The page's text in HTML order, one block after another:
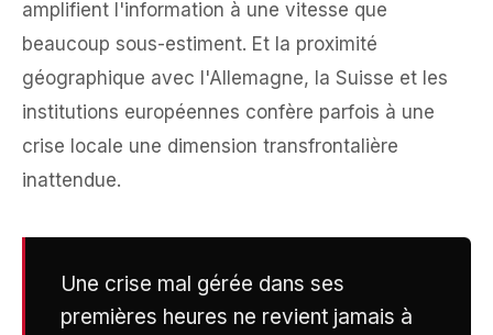
amplifient l'information à une vitesse que
beaucoup sous-estiment. Et la proximité
géographique avec l'Allemagne, la Suisse et les
institutions européennes confère parfois à une
crise locale une dimension transfrontalière
inattendue.
Une crise mal gérée dans ses
premières heures ne revient jamais à